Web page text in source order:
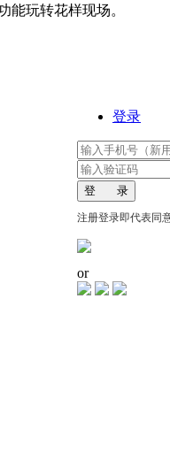
能玩转花样现场。
登录
登 录
注册登录即代表同
or